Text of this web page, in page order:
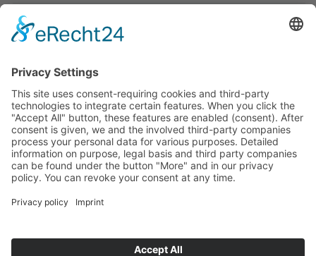
Zurück zum Produkt
Haben Sie Fra­gen an uns?
Dann neh­men Sie doch ein­fach Kon­
takt mit uns auf – Wir bera­ten Sie
gerne ganz indi­vi­du­ell!